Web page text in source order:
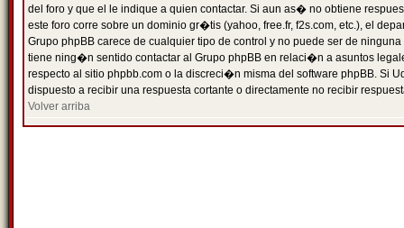
del foro y que el le indique a quien contactar. Si aun as� no obtiene
este foro corre sobre un dominio gr�tis (yahoo, free.fr, f2s.com, etc.), el
Grupo phpBB carece de cualquier tipo de control y no puede ser de
tiene ning�n sentido contactar al Grupo phpBB en relaci�n a asuntos
respecto al sitio phpbb.com o la discreci�n misma del software phpBB. Si
dispuesto a recibir una respuesta cortante o directamente no recibir
Volver arriba